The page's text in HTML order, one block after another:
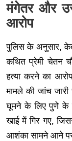
मंगेतर और
आरोप
पुलिस के अनुसार,
कथित प्रेमी चेतन
हत्या करने का
मामले की जांच
घूमने के लिए पुणे के
खाई में गिर गए,
आशंका सामने आने पर